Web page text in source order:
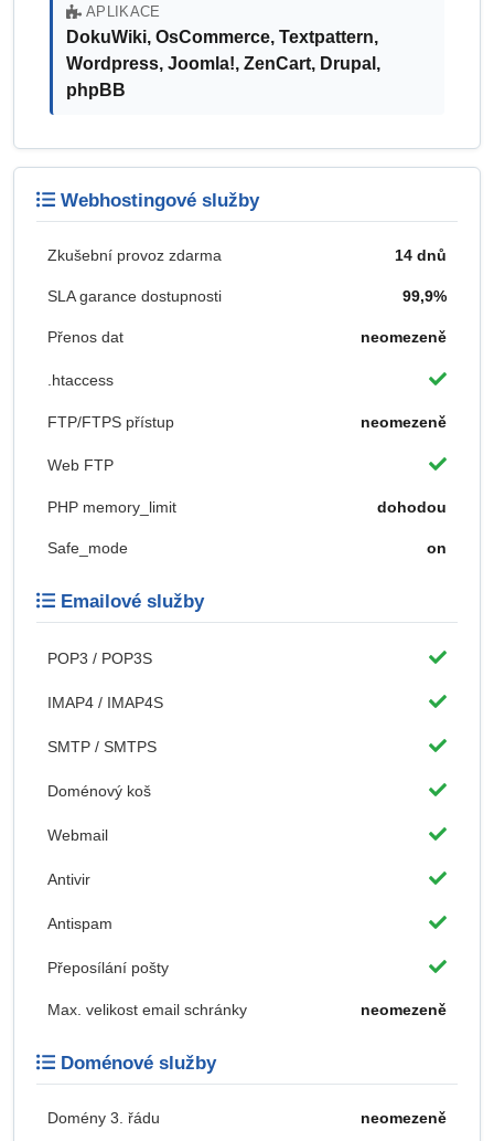
APLIKACE
DokuWiki, OsCommerce, Textpattern,
Wordpress, Joomla!, ZenCart, Drupal,
phpBB
Webhostingové služby
Zkušební provoz zdarma 14 dnů
SLA garance dostupnosti 99,9%
Přenos dat neomezeně
.htaccess
FTP/FTPS přístup neomezeně
Web FTP
PHP memory_limit dohodou
Safe_mode on
Emailové služby
POP3 / POP3S
IMAP4 / IMAP4S
SMTP / SMTPS
Doménový koš
Webmail
Antivir
Antispam
Přeposílání pošty
Max. velikost email schránky neomezeně
Doménové služby
Domény 3. řádu neomezeně